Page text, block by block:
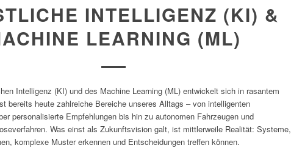
INTELLIGENZ (KI) &
LEARNING (ML)
Intelligenz (KI) und des Machine Learning (ML) entwickelt sich in rasantem
bereits heute zahlreiche Bereiche unseres Alltags – von intelligenten
personalisierte Empfehlungen bis hin zu autonomen Fahrzeugen und
Was einst als Zukunftsvision galt, ist mittlerweile Realität: Systeme,
komplexe Muster erkennen und Entscheidungen treffen können.